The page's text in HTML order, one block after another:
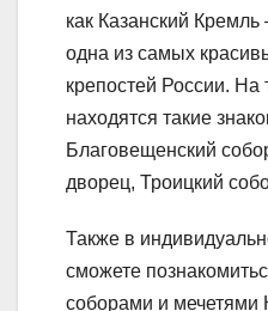
как Казанский
одна из самых
крепостей России. На
находятся такие
Благовещенский
дворец, Троицкий
Также в
сможете
соборами и мечетями